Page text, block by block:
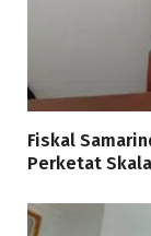
Fiskal
Perketat